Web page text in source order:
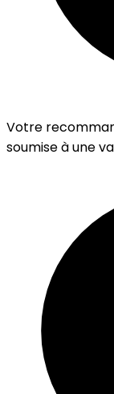
Votre
soumise à une